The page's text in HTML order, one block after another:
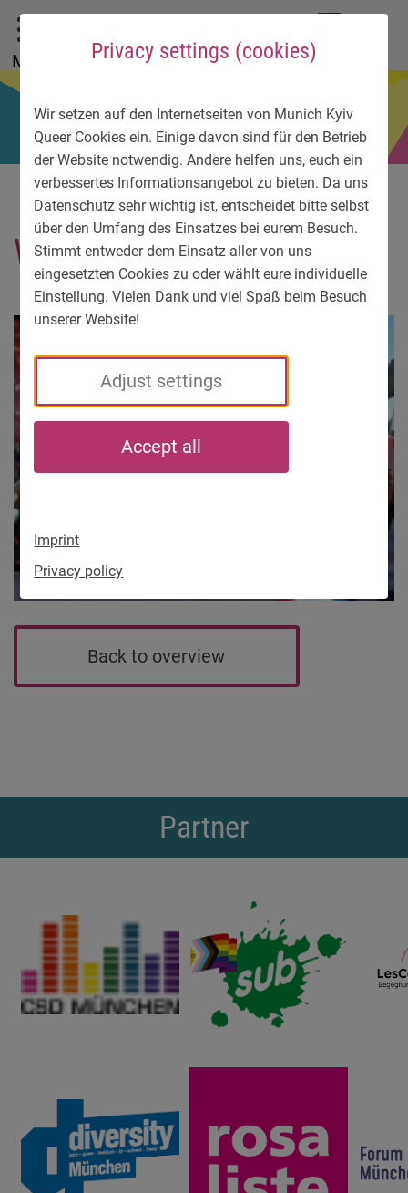
Privacy settings (cookies)
Wir setzen auf den Internetseiten von Munich Kyiv
Queer Cookies ein. Einige davon sind für den Betrieb
der Website notwendig. Andere helfen uns, euch ein
verbessertes Informationsangebot zu bieten. Da uns
Datenschutz sehr wichtig ist, entscheidet bitte selbst
über den Umfang des Einsatzes bei eurem Besuch.
Stimmt entweder dem Einsatz aller von uns
eingesetzten Cookies zu oder wählt eure individuelle
Einstellung. Vielen Dank und viel Spaß beim Besuch
unserer Website!
Adjust settings
Accept all
Imprint
Privacy policy
To main menu
To language menu
To search
To content
To service information
Menu
WP_003603
Back to overview
Partner